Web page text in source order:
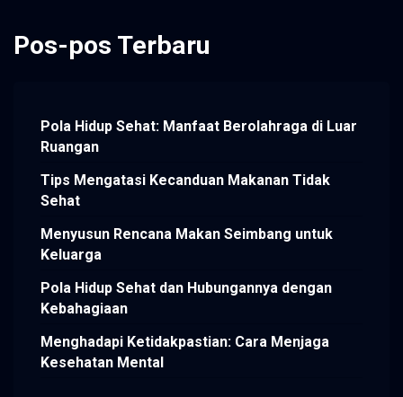
Pos-pos Terbaru
Pola Hidup Sehat: Manfaat Berolahraga di Luar
Ruangan
Tips Mengatasi Kecanduan Makanan Tidak
Sehat
Menyusun Rencana Makan Seimbang untuk
Keluarga
Pola Hidup Sehat dan Hubungannya dengan
Kebahagiaan
Menghadapi Ketidakpastian: Cara Menjaga
Kesehatan Mental